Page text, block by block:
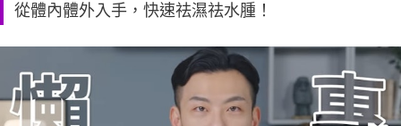
從體內體外入手，快速祛濕祛水腫！